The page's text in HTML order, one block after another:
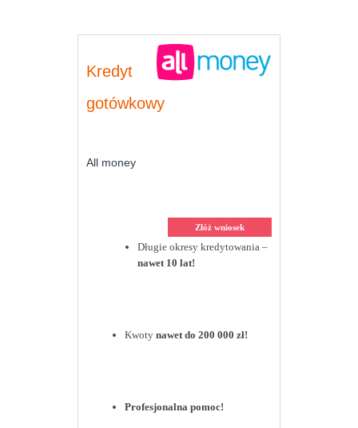
Kredyt
gotówkowy
All money
Złóż wniosek
Długie okresy kredytowania –
nawet 10 lat!
Kwoty nawet do 200 000 zł!
Profesjonalna pomoc!